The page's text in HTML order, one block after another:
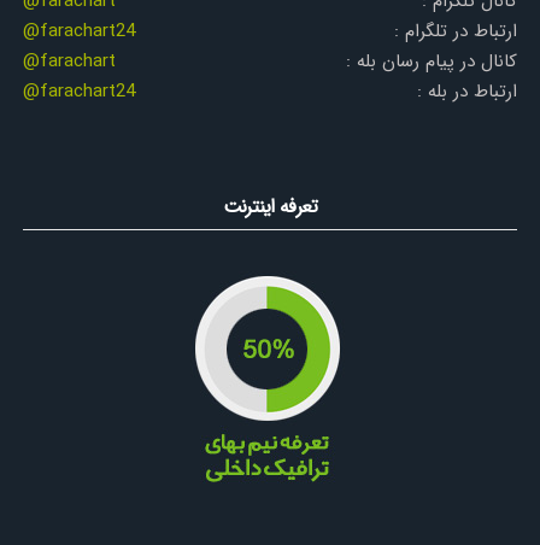
ارتباط در تلگرام :
@farachart24
کانال در پیام رسان بله :
@farachart
ارتباط در بله :
@farachart24
تعرفه اینترنت